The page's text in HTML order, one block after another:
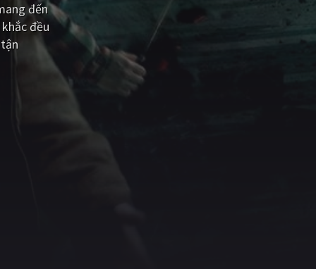
đến
đều